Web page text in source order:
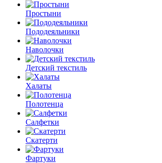
Простыни
Пододеяльники
Наволочки
Детский текстиль
Халаты
Полотенца
Салфетки
Скатерти
Фартуки